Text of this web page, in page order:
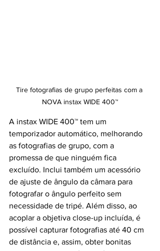
Tire fotografias de grupo perfeitas com a
NOVA instax WIDE 400™
A instax WIDE 400™ tem um
temporizador automático, melhorando
as fotografias de grupo, com a
promessa de que ninguém fica
excluído. Inclui também um acessório
de ajuste de ângulo da câmara para
fotografar o ângulo perfeito sem
necessidade de tripé. Além disso, ao
acoplar a objetiva close-up incluída, é
possível capturar fotografias até 40 cm
de distância e, assim, obter bonitas